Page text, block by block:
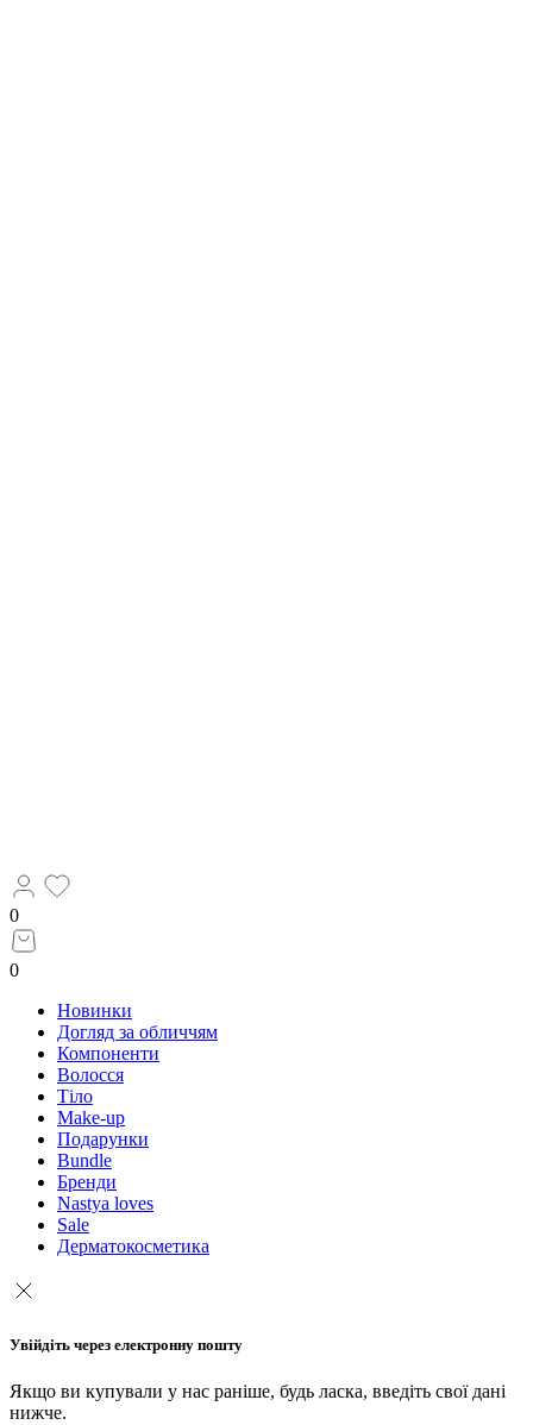
0
0
Новинки
Догляд за обличчям
Компоненти
Волосся
Тіло
Make-up
Подарунки
Bundle
Бренди
Nastya loves
Sale
Дерматокосметика
Увійдіть через електронну пошту
Якщо ви купували у нас раніше, будь ласка, введіть свої дані
нижче.